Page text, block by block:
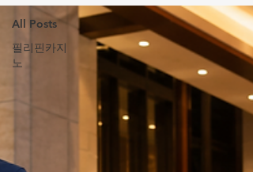
All Posts
필리핀카지
노